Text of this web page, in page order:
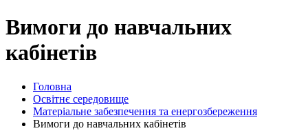
Вимоги до навчальних
кабінетів
Головна
Освітнє середовище
Матеріальне забезпечення та енергозбереження
Вимоги до навчальних кабінетів